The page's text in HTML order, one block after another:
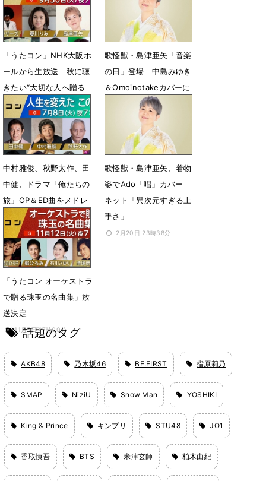
5月19日 07時00分
「うたコン」NHK大阪ホ
ールから生放送 秋に聴
きたい“大切な人へ贈る
歌”特集
9月26日 07時30分
歌怪獣・島津亜矢「音楽
の日」登場 中島みゆき
＆Omoinotakeカバーに
ネット「心に響く」
7月19日 21時09分
中村雅俊、秋野太作、田
中健、ドラマ「俺たちの
旅」OP＆ED曲をメドレ
ーで披露
7月1日 14時12分
歌怪獣・島津亜矢、着物
姿でAdo「唱」カバー
ネット「異次元すぎる上
手さ」
2月20日 23時38分
「うたコン オーケストラ
で贈る珠玉の名曲集」放
送決定
11月5日 17時00分
話題のタグ
AKB48 乃木坂46 BE:FIRST 指原莉乃
SMAP NiziU Snow Man YOSHIKI
King & Prince キンプリ STU48 JO1
香取慎吾 BTS 米津玄師 柏木由紀